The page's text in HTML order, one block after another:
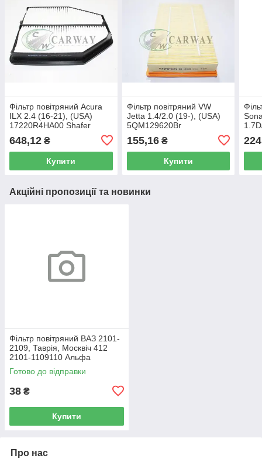
Фільтр повітряний Acura
ILX 2.4 (16-21), (USA)
17220R4HA00 Shafer
648,12 ₴
Купити
Фільтр повітряний VW
Jetta 1.4/2.0 (19-), (USA)
5QM129620Br
155,16₴
Купити
Акційні пропозиції та новинки
Фільтр повітряний ВАЗ 2101-
2109, Таврія, Москвіч 412
2101-1109110 Альфа
Готово до відправки
38 ₴
Купити
Про нас